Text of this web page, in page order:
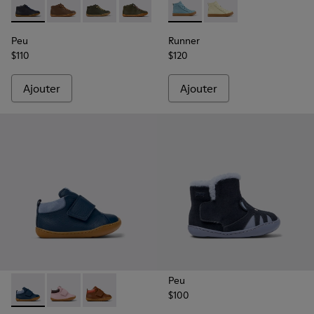
Peu - 90019-096 - Bottines en cuir bleu pour enfants.
Peu - 90019-131
Peu - 90019-130Peu - 90019-125Peu - 90019-124
Peu - 90019-123 -
Peu - 90019-108
Peu
$110
Ajouter
Runner - K900421-001 -
Runner - K900421-
Runner
$120
Ajouter
Peu - K900386-002 - Bottines bleues en cuir et nubuck
Peu - K900386-003
Peu - K900386-001
Peu
$100